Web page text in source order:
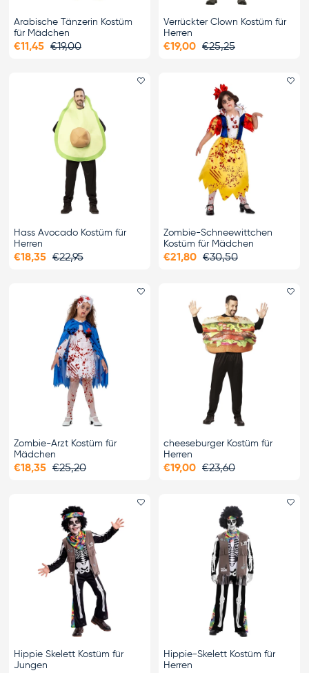
Arabische Tänzerin Kostüm
für Mädchen
€11,45 €19,00
Verrückter Clown Kostüm für
Herren
€19,00 €25,25
Favorit hinzufügen
Hass Avocado Kostüm für
Herren
€18,35 €22,95
Zombie-Schneewittchen
Kostüm für Mädchen
€21,80 €30,50
Favorit hinzufügen
Zombie-Arzt Kostüm für
Mädchen
€18,35 €25,20
cheeseburger Kostüm für
Herren
€19,00 €23,60
Favorit hinzufügen
Hippie Skelett Kostüm für
Jungen
Hippie-Skelett Kostüm für
Herren